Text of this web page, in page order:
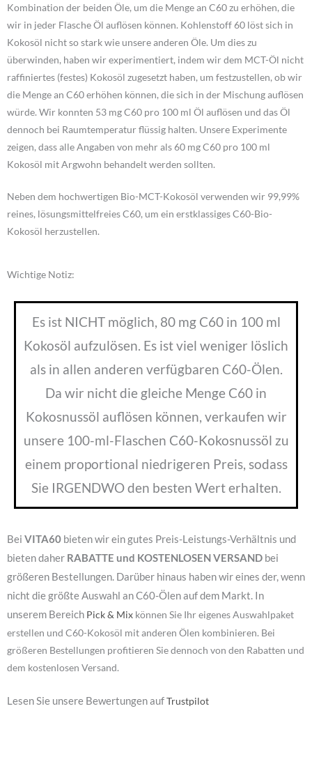
Kombination der beiden Öle, um die Menge an C60 zu erhöhen, die
wir in jeder Flasche Öl auflösen können. Kohlenstoff 60 löst sich in
Kokosöl nicht so stark wie unsere anderen Öle. Um dies zu
überwinden, haben wir experimentiert, indem wir dem MCT-Öl nicht
raffiniertes (festes) Kokosöl zugesetzt haben, um festzustellen, ob wir
die Menge an C60 erhöhen können, die sich in der Mischung auflösen
würde. Wir konnten 53 mg C60 pro 100 ml Öl auflösen und das Öl
dennoch bei Raumtemperatur flüssig halten. Unsere Experimente
zeigen, dass alle Angaben von mehr als 60 mg C60 pro 100 ml
Kokosöl mit Argwohn behandelt werden sollten.
Neben dem hochwertigen Bio-MCT-Kokosöl verwenden wir 99,99%
reines, lösungsmittelfreies C60, um ein erstklassiges C60-Bio-
Kokosöl herzustellen.
Wichtige Notiz:
Es ist NICHT möglich, 80 mg C60 in 100 ml
Kokosöl aufzulösen. Es ist viel weniger löslich
als in allen anderen verfügbaren C60-Ölen.
Da wir nicht die gleiche Menge C60 in
Kokosnussöl auflösen können, verkaufen wir
unsere 100-ml-Flaschen C60-Kokosnussöl zu
einem proportional niedrigeren Preis, sodass
Sie IRGENDWO den besten Wert erhalten.
Bei VITA60 bieten wir ein gutes Preis-Leistungs-Verhältnis und
bieten daher RABATTE und KOSTENLOSEN VERSAND bei
größeren Bestellungen. Darüber hinaus haben wir eines der, wenn
nicht die größte Auswahl an C60-Ölen auf dem Markt. In
unserem Bereich Pick & Mix können Sie Ihr eigenes Auswahlpaket
erstellen und C60-Kokosöl mit anderen Ölen kombinieren. Bei
größeren Bestellungen profitieren Sie dennoch von den Rabatten und
dem kostenlosen Versand.
Lesen Sie unsere Bewertungen aufTrustpilot